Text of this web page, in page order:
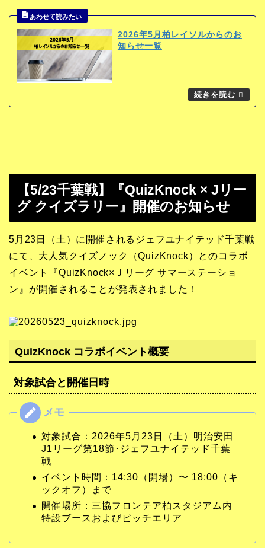
2026年5月柏レイソルからのお
知らせ一覧
【5/23千葉戦】『QuizKnock × Jリー
グ クイズラリー』開催のお知らせ
5月23日（土）に開催されるジェフユナイテッド千葉戦
にて、大人気クイズノック（QuizKnock）とのコラボ
イベント『QuizKnock×Ｊリーグ サマーステーショ
ン』が開催されることが発表されました！
QuizKnock コラボイベント概要
対象試合と開催日時
対象試合：2026年5月23日（土）明治安田
J1リーグ第18節･ジェフユナイテッド千葉
戦
イベント時間：14:30（開場）〜 18:00（キ
ックオフ）まで
開催場所：三協フロンテア柏スタジアム内
特設ブースおよびピッチエリア